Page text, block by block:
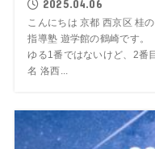
2025.04.06
こんにちは 京都 西京区 桂
指導塾 遊学館の鶴崎です
ゆる1番ではないけど、2
名 洛西...